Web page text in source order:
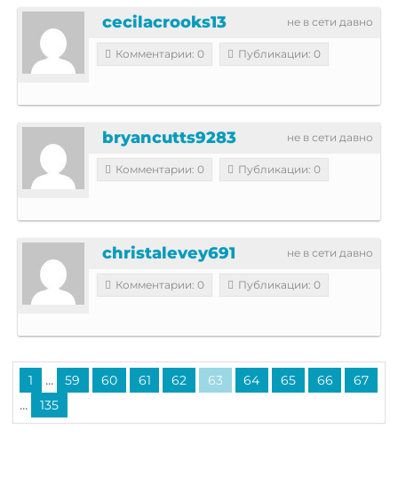
не в сети давно
cecilacrooks13
Комментарии: 0 Публикации: 0
не в сети давно
bryancutts9283
Комментарии: 0 Публикации: 0
не в сети давно
christalevey691
Комментарии: 0 Публикации: 0
1 ... 59 60 61 62 63 64 65 66 67
... 135